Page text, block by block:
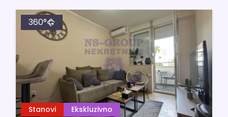
Stanovi Ekskluzivno
360°